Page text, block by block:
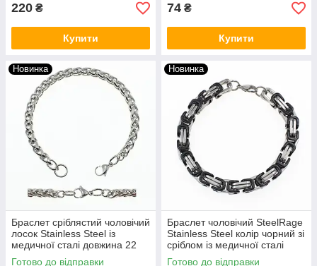
220 ₴
Купити
74 ₴
Купити
Новинка
Браслет сріблястий чоловічий
лосок Stainless Steel із
медичної сталі довжина 22
см ширина 10 мм
Готово до відправки
Новинка
Браслет чоловічий SteelRage
Stainless Steel колір чорний зі
сріблом із медичної сталі
довжина 22 см ширина 8 мм
Готово до відправки